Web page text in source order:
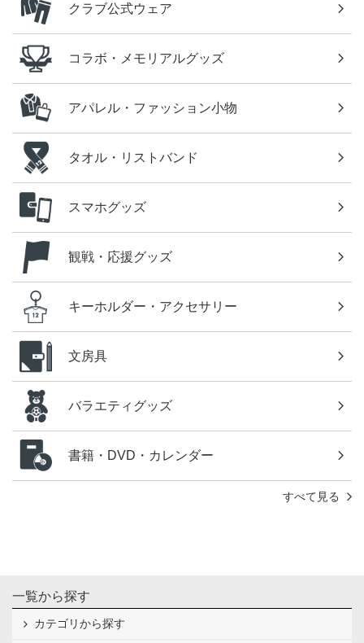
クラブ公式ウェア
コラボ・メモリアルグッズ
アパレル・ファッション小物
タオル・リストバンド
スマホグッズ
観戦・応援グッズ
キーホルダー・アクセサリー
文房具
バラエティグッズ
書籍・DVD・カレンダー
すべて見る
一覧から探す
カテゴリから探す